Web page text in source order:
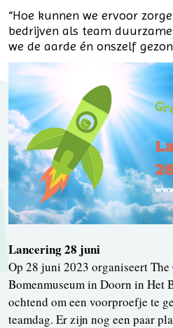
“Hoe kunnen we ervoor
bedrijven als team
we de aarde én onszelf
Lancering 28 juni
Op 28 juni 2023 organiseert
Bomenmuseum in Doorn in Het
ochtend om een voorproefje te
teamdag. Er zijn nog een paar